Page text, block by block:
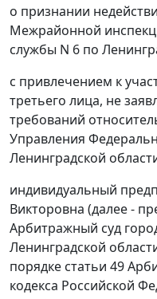
о признании
Межрайонной
службы N 6 по
с привлечением к
третьего лица, не
требований
Управления
Ленинградской
индивидуальный
Викторовна (далее -
Арбитражный суд
Ленинградской
порядке статьи 49
кодекса Российской